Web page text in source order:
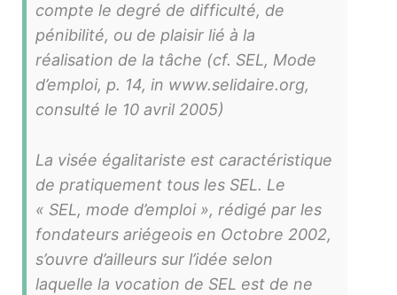
compte le degré de difficulté, de
pénibilité, ou de plaisir lié à la
réalisation de la tâche (cf. SEL, Mode
d’emploi, p. 14, in www.selidaire.org,
consulté le 10 avril 2005)
La visée égalitariste est caractéristique
de pratiquement tous les SEL. Le
« SEL, mode d’emploi », rédigé par les
fondateurs ariégeois en Octobre 2002,
s’ouvre d’ailleurs sur l’idée selon
laquelle la vocation de SEL est de ne